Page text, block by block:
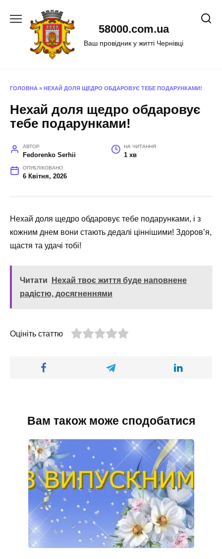
58000.com.ua
Ваш провідник у житті Чернівці
ГОЛОВНА » НЕХАЙ ДОЛЯ ЩЕДРО ОБДАРОВУЄ ТЕБЕ ПОДАРУНКАМИ!
Нехай доля щедро обдаровує
тебе подарунками!
АВТОР
Fedorenko Serhii
НА ЧИТАННЯ
1 хв
ОПУБЛІКОВАНО
6 Квітня, 2026
Нехай доля щедро обдаровує тебе подарунками, і з
кожним днем вони стають дедалі ціннішими! Здоров’я,
щастя та удачі тобі!
Читати
Нехай твоє життя буде наповнене
радістю, досягненнями
Оцініть статтю
Вам також може сподобатися